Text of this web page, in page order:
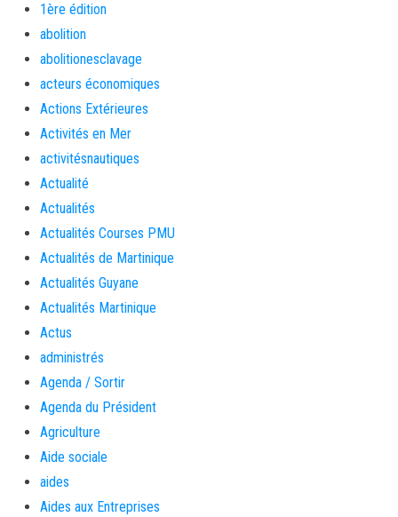
1ère édition
abolition
abolitionesclavage
acteurs économiques
Actions Extérieures
Activités en Mer
activitésnautiques
Actualité
Actualités
Actualités Courses PMU
Actualités de Martinique
Actualités Guyane
Actualités Martinique
Actus
administrés
Agenda / Sortir
Agenda du Président
Agriculture
Aide sociale
aides
Aides aux Entreprises